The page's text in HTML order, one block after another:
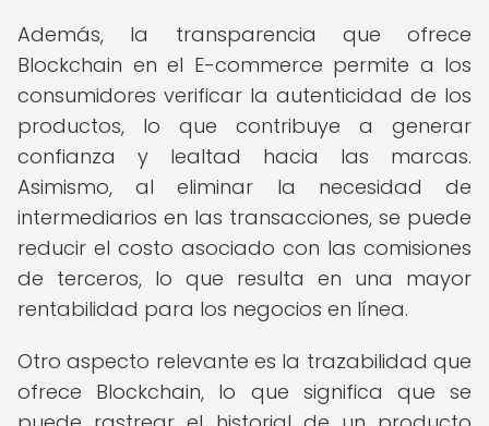
Además, la transparencia que ofrece
Blockchain en el E-commerce permite a los
consumidores verificar la autenticidad de los
productos, lo que contribuye a generar
confianza y lealtad hacia las marcas.
Asimismo, al eliminar la necesidad de
intermediarios en las transacciones, se puede
reducir el costo asociado con las comisiones
de terceros, lo que resulta en una mayor
rentabilidad para los negocios en línea.
Otro aspecto relevante es la trazabilidad que
ofrece Blockchain, lo que significa que se